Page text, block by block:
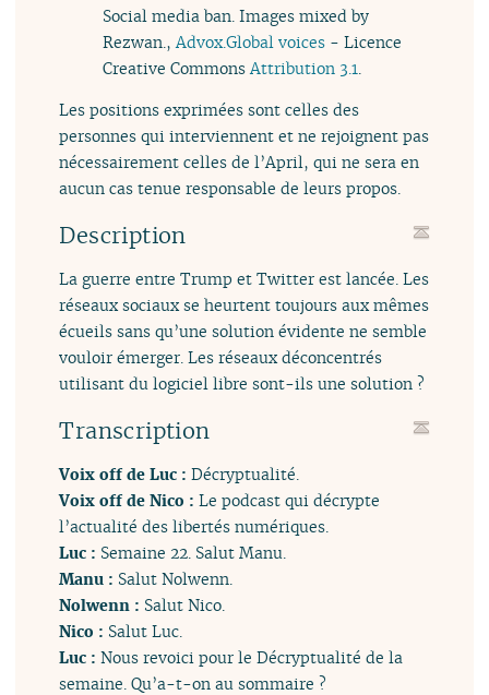
Social media ban. Images mixed by
Rezwan.,Advox.Global voices - Licence
Creative CommonsAttribution 3.1.
Les positions exprimées sont celles des
personnes qui interviennent et ne rejoignent pas
nécessairement celles de l’April, qui ne sera en
aucun cas tenue responsable de leurs propos.
Description
La guerre entre Trump et Twitter est lancée. Les
réseaux sociaux se heurtent toujours aux mêmes
écueils sans qu’une solution évidente ne semble
vouloir émerger. Les réseaux déconcentrés
utilisant du logiciel libre sont-ils une solution ?
Transcription
Voix off de Luc :Décryptualité.
Voix off de Nico :Le podcast qui décrypte
l’actualité des libertés numériques.
Luc : Semaine 22. Salut Manu.
Manu : Salut Nolwenn.
Nolwenn : Salut Nico.
Nico : Salut Luc.
Luc :Nous revoici pour le Décryptualité de la
semaine. Qu’a-t-on au sommaire ?